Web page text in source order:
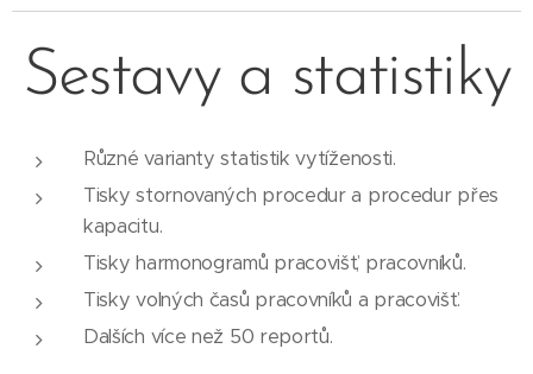
Sestavy a statistiky
Různé varianty statistik vytíženosti.
Tisky stornovaných procedur a procedur přes
kapacitu.
Tisky harmonogramů pracovišť, pracovníků.
Tisky volných časů pracovníků a pracovišť.
Dalších více než 50 reportů.